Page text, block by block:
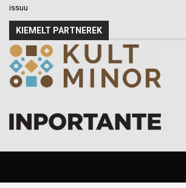
issuu
KIEMELT PARTNEREK